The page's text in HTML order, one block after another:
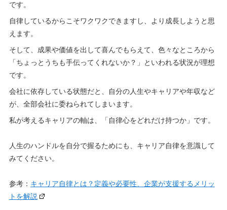
です。
自律しているからこそワクワクできますし、より成長しようと思
えます。
そして、成果や価値を出して喜んでもらえて、色々なところから
「ちょっとうちも手伝ってくれないか？」といわれる状況が理想
です。
会社に依存している状態だと、自分の人生やキャリアや年収など
が、全部会社に委ねられてしまいます。
私が考えるキャリアの軸は、「自律心をどれだけ持つか」です。
人生のハンドルを自分で握るためにも、キャリア自律を意識して
みてください。
参考： キャリア自律とは？定義や必要性、企業が支援するメリッ
トを解説